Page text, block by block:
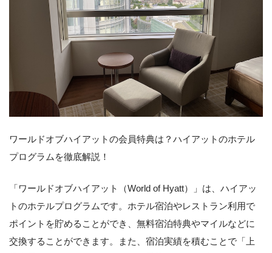
ワールドオブハイアットの会員特典は？ハイアットのホテル
プログラムを徹底解説！
「ワールドオブハイアット（World of Hyatt）」は、ハイアッ
トのホテルプログラムです。ホテル宿泊やレストラン利用で
ポイントを貯めることができ、無料宿泊特典やマイルなどに
交換することができます。また、宿泊実績を積むことで「上